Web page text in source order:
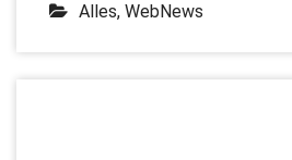
Alles, WebNews